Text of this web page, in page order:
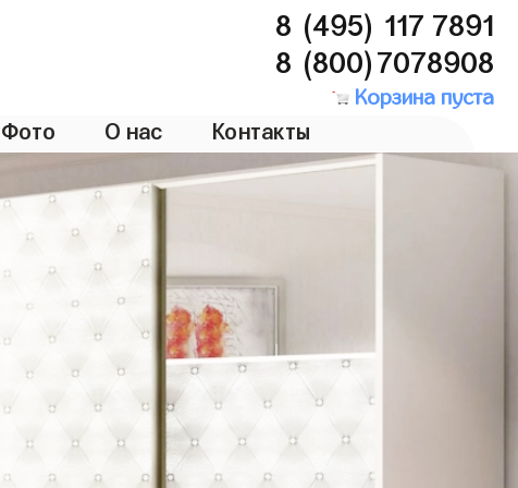
8 (495) 117 7891
8 (800)7078908
Корзина пуста
Фото О нас Контакты